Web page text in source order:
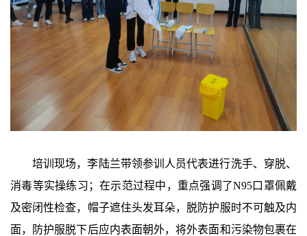
培训现场，李陆兰带领参训人员代表进行洗手、穿脱、
消毒等实操练习；在示范过程中，重点强调了N95口罩佩戴
及密闭性检查，帽子遮住头发耳朵，脱防护服时不可触及内
面，防护服脱下后应内表面朝外，将外表面和污染物包裹在